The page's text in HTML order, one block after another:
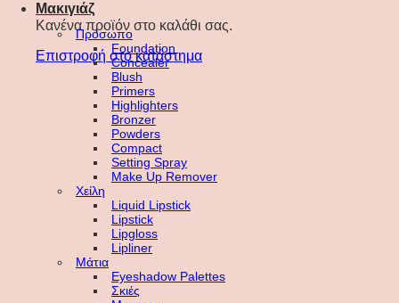
Κανένα προϊόν στο καλάθι σας.
Επιστροφή στο κατάστημα
Μακιγιάζ
Πρόσωπο
Foundation
Concealer
Blush
Primers
Highlighters
Bronzer
Powders
Compact
Setting Spray
Make Up Remover
Χείλη
Liquid Lipstick
Lipstick
Lipgloss
Lipliner
Μάτια
Eyeshadow Palettes
Σκιές